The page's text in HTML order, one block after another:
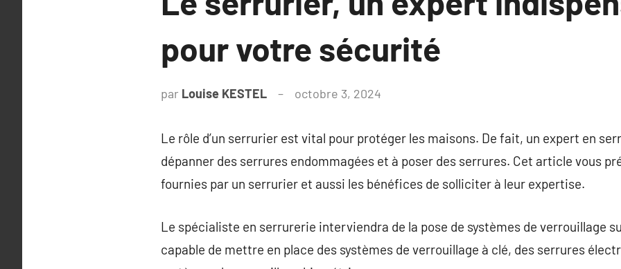
pour votre sécurité
par Louise KESTEL octobre 3, 2024
Le rôle d’un serrurier est vital pour protéger les maisons. De fait, un expert en
dépanner des serrures endommagées et à poser des serrures. Cet article vous
fournies par un serrurier et aussi les bénéfices de solliciter à leur expertise.
Le spécialiste en serrurerie interviendra de la pose de systèmes de verrouillage
capable de mettre en place des systèmes de verrouillage à clé, des serrures